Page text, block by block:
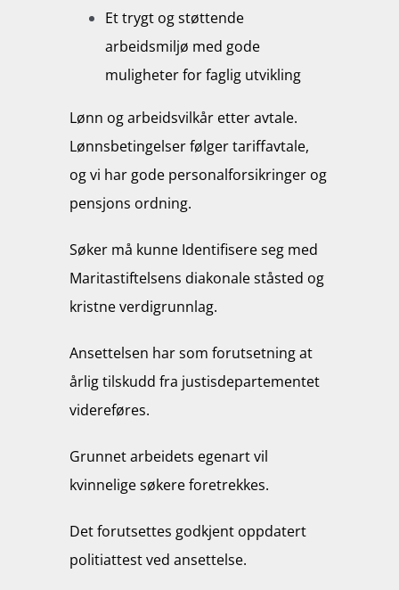
Et trygt og støttende
arbeidsmiljø med gode
muligheter for faglig utvikling
Lønn og arbeidsvilkår etter avtale.
Lønnsbetingelser følger tariffavtale,
og vi har gode personalforsikringer og
pensjons ordning.
Søker må kunne Identifisere seg med
Maritastiftelsens diakonale ståsted og
kristne verdigrunnlag.
Ansettelsen har som forutsetning at
årlig tilskudd fra justisdepartementet
videreføres.
Grunnet arbeidets egenart vil
kvinnelige søkere foretrekkes.
Det forutsettes godkjent oppdatert
politiattest ved ansettelse.